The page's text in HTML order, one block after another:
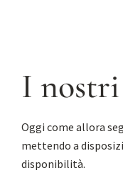
I
Oggi come allora
mettendo a
disponibilità.